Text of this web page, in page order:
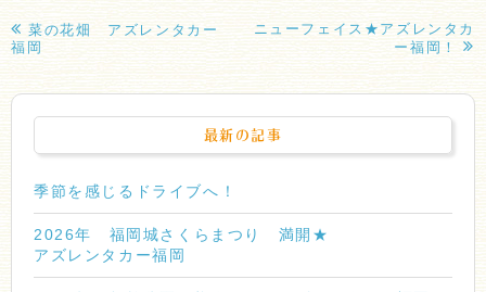
菜の花畑 アズレンタカー
福岡
ニューフェイス★アズレンタカ
ー福岡！
最新の記事
季節を感じるドライブへ！
2026年 福岡城さくらまつり 満開★
アズレンタカー福岡